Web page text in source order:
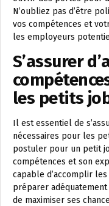
N’oubliez pas d’être
vos compétences et
les employeurs
S’assurer
les petits
Il est essentiel de
nécessaires pour les
postuler pour un petit
compétences et son
capable d’accomplir
préparer
de maximiser ses